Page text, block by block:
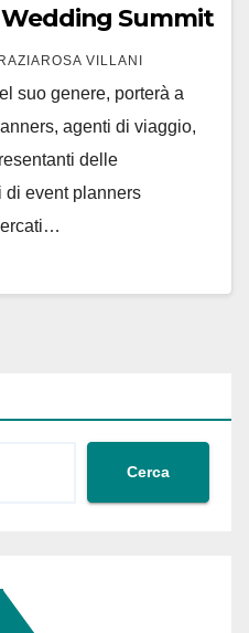
Summit
VILLANI
suo genere, porterà a
agenti di viaggio,
delle
event planners
Cerca